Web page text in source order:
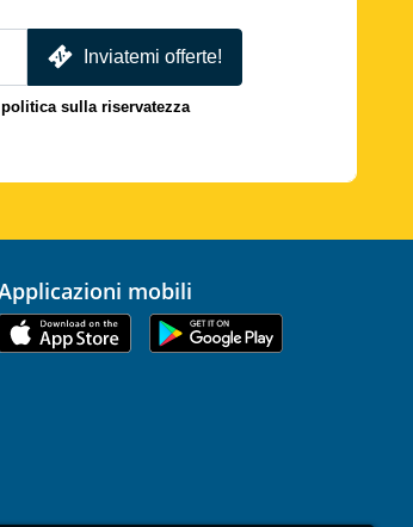
Inviatemi offerte!
politica sulla riservatezza
Applicazioni mobili